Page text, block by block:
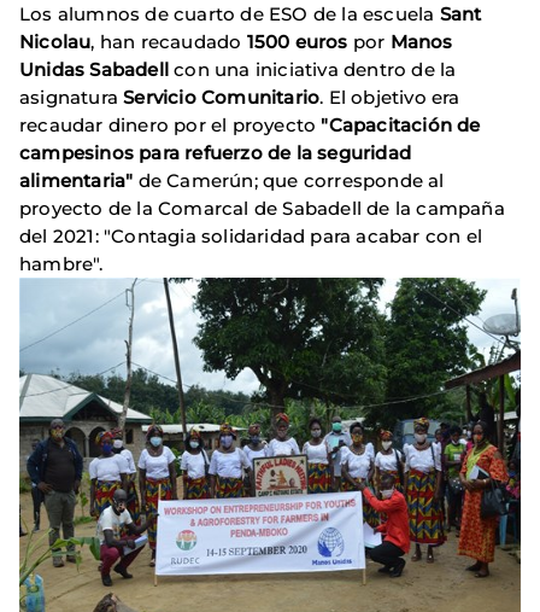
Los alumnos de cuarto de ESO de la escuela Sant
Nicolau, han recaudado 1500 euros por Manos
Unidas Sabadell con una iniciativa dentro de la
asignaturaServicio Comunitario. El objetivo era
recaudar dinero por el proyecto "Capacitación de
campesinos para refuerzo de la seguridad
alimentaria" de Camerún; que corresponde al
proyecto de la Comarcal de Sabadell de la campaña
del 2021: "Contagia solidaridad para acabar con el
hambre".